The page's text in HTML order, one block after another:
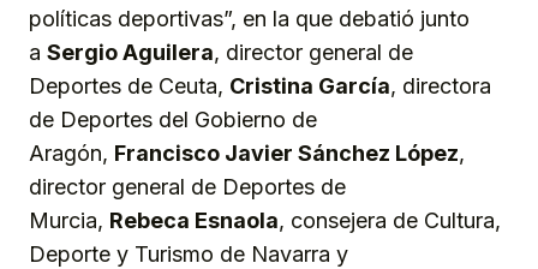
políticas deportivas”, en la que debatió junto
a Sergio Aguilera, director general de
Deportes de Ceuta, Cristina García, directora
de Deportes del Gobierno de
Aragón, Francisco Javier Sánchez López,
director general de Deportes de
Murcia, Rebeca Esnaola, consejera de Cultura,
Deporte y Turismo de Navarra y